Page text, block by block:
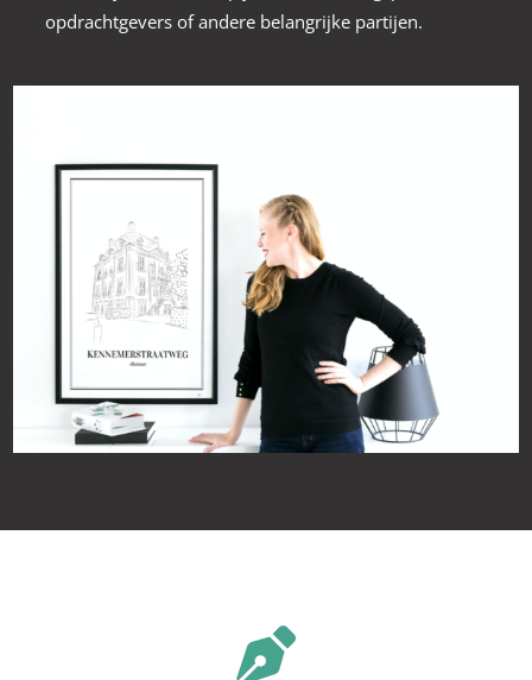
opdrachtgevers of andere belangrijke partijen.